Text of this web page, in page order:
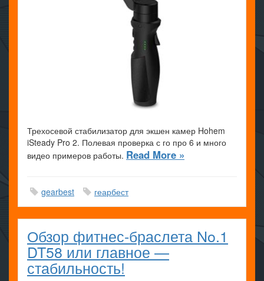
Трехосевой стабилизатор для экшен камер Hohem
iSteady Pro 2. Полевая проверка с го про 6 и много
видео примеров работы. Read More »
gearbest геарбест
Обзор фитнес-браслета No.1
DT58 или главное —
стабильность!